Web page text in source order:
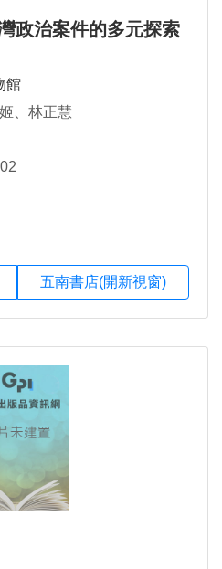
政治案件的多元探索
館
、林正慧
五南書店(開新視窗)